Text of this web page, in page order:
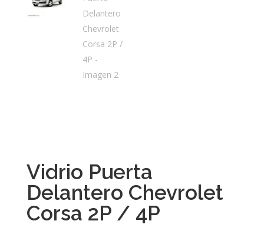
Vidrio Puerta
Delantero Chevrolet
Corsa 2P / 4P